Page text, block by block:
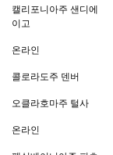
캘리포니아주 샌디에
이고
온라인
콜로라도주 덴버
오클라호마주 털사
온라인